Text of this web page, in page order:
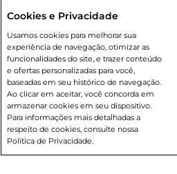
Rio de Janeiro (RJ) Goiás (GO)
Ou
Caso queira comprar online,
suas compras:
Entrega em casa
prévio. O valor mínimo para as
80,00.
© 2026 Copyright.
reservados
Cookies e Privacidade
Usamos cookies para melhorar sua
experiência de navegação, otimizar as
funcionalidades do site, e trazer conteúdo
e ofertas personalizadas para você,
baseadas em seu histórico de navegação.
Ao clicar em aceitar, você concorda em
armazenar cookies em seu dispositivo.
Para informações mais detalhadas a
respeito de cookies, consulte nossa
Política de Privacidade.